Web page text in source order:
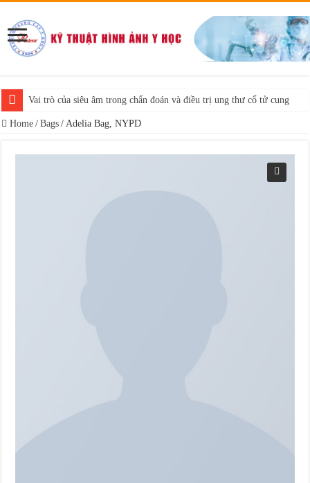
Vai trò của siêu âm trong chẩn đoán và điều trị ung thư cổ tử cung
Home / Bags / Adelia Bag, NYPD